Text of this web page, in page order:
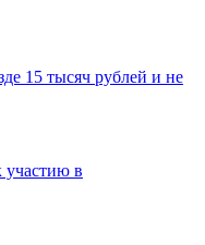
15 тысяч рублей и не
участию в